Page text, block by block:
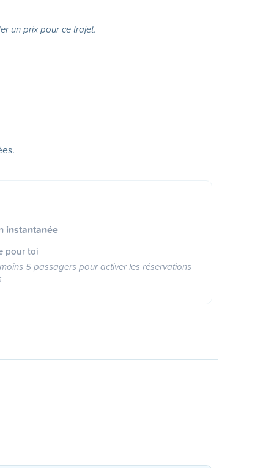
un prix pour ce trajet.
instantanée
pour toi
5 passagers pour activer les réservations